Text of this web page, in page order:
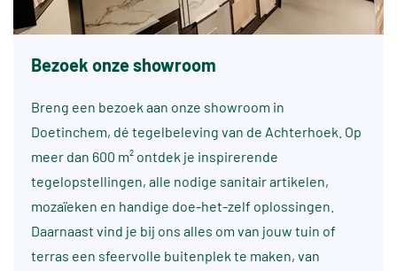
Bezoek onze showroom
Breng een bezoek aan onze showroom in
Doetinchem, dé tegelbeleving van de Achterhoek. Op
meer dan 600 m² ontdek je inspirerende
tegelopstellingen, alle nodige sanitair artikelen,
mozaïeken en handige doe-het-zelf oplossingen.
Daarnaast vind je bij ons alles om van jouw tuin of
terras een sfeervolle buitenplek te maken, van